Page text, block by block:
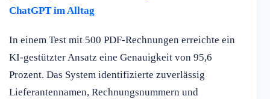
ChatGPT im Alltag
In einem Test mit 500 PDF-Rechnungen erreichte ein
KI-gestützter Ansatz eine Genauigkeit von 95,6
Prozent. Das System identifizierte zuverlässig
Lieferantennamen, Rechnungsnummern und